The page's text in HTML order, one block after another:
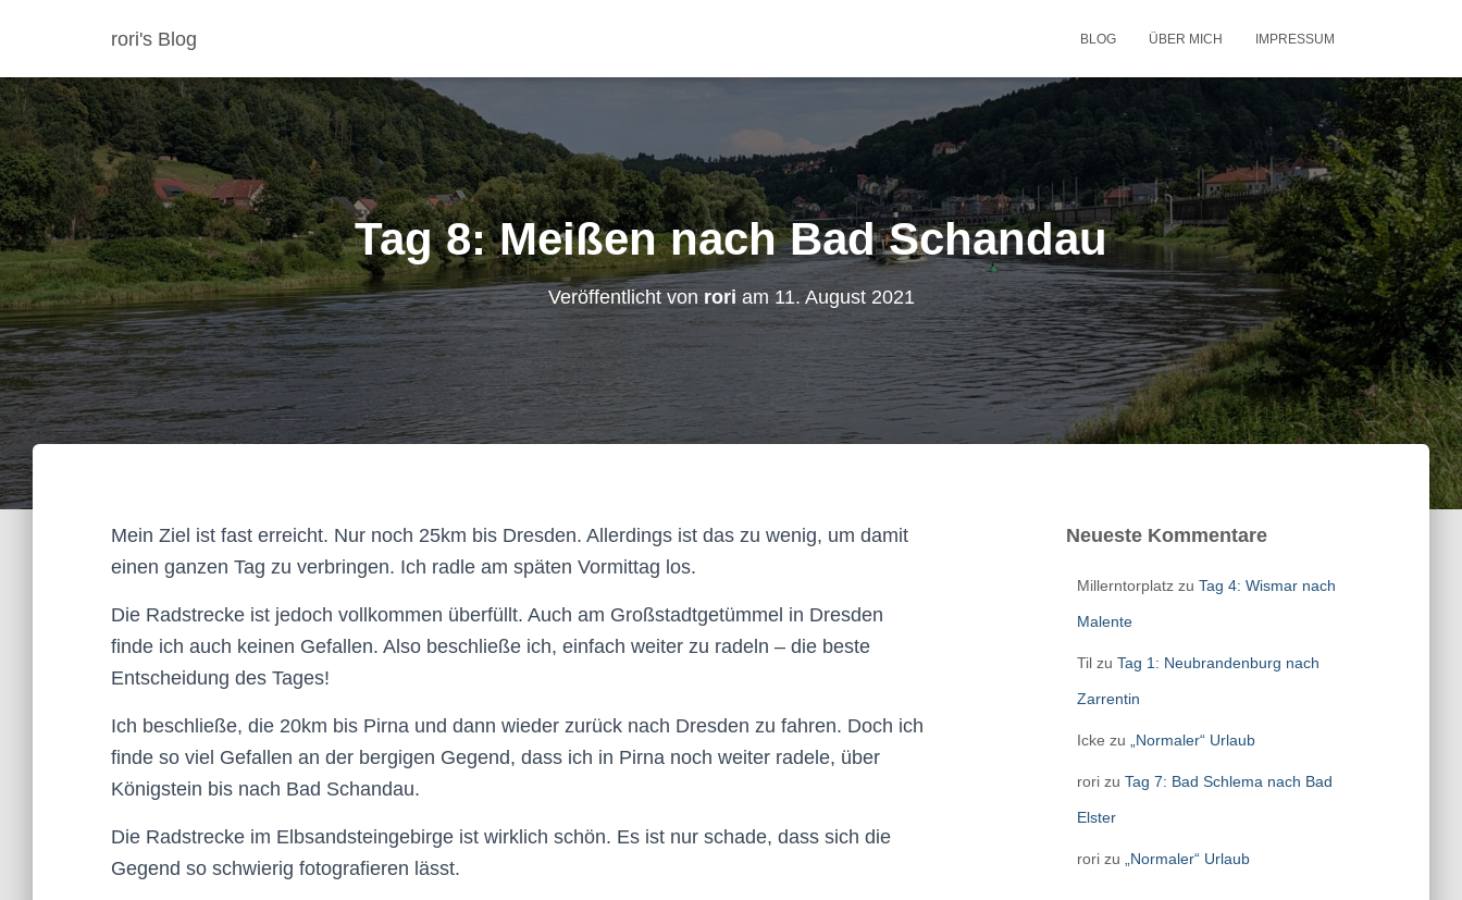
rori's Blog BLOG ÜBER MICH IMPRESSUM
Tag 8: Meißen nach Bad Schandau
Veröffentlicht von rori am 11. August 2021
Mein Ziel ist fast erreicht. Nur noch 25km bis Dresden. Allerdings ist das zu wenig, um damit
einen ganzen Tag zu verbringen. Ich radle am späten Vormittag los.
Die Radstrecke ist jedoch vollkommen überfüllt. Auch am Großstadtgetümmel in Dresden
finde ich auch keinen Gefallen. Also beschließe ich, einfach weiter zu radeln – die beste
Entscheidung des Tages!
Ich beschließe, die 20km bis Pirna und dann wieder zurück nach Dresden zu fahren. Doch ich
finde so viel Gefallen an der bergigen Gegend, dass ich in Pirna noch weiter radele, über
Königstein bis nach Bad Schandau.
Die Radstrecke im Elbsandsteingebirge ist wirklich schön. Es ist nur schade, dass sich die
Gegend so schwierig fotografieren lässt.
Neueste Kommentare
Millerntorplatzzu Tag 4: Wismar nach
Malente
Tilzu Tag 1: Neubrandenburg nach
Zarrentin
Icke zu „Normaler“ Urlaub
rorizu Tag 7: Bad Schlema nach Bad
Elster
rorizu „Normaler“ Urlaub